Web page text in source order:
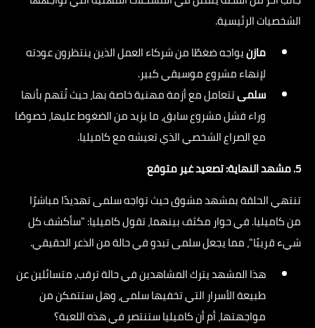
الشخصيات الرئيسية.
مازنيواجه ضغطًا من شركاء العمل الذين ينتظرون عودته
لإنهاء مشروع موسيقي كبير.
سلمىتتعامل مع أزمة مهنية خاصة بها، حيث تُتهم بأنها
وراء فشل مشروع سابق، ما يزيد من الضغوط عليها، خصوصًا
مع الصراع الشخصي الذي تعيشه مع كاميليا.
5. مشهد النهاية: تصعيد غير متوقع
تنتهي الحلقة بمشهد مشوق حيث تواجه سلمى تهديدًا مباشرًا
من كاميليا. في حوار مكثف بينهما، تقول كاميليا: "سأكشف كل
شيء قريبًا"، مما يجعل سلمى تبدو في حالة من الذعر الحقيقي.
هذا المشهد يترك المشاهدين في حالة ترقب، متسائلين عن
طبيعة الأسرار التي تخفيها سلمى، وهل ستتمكن من
مواجهتها، أم أن كاميليا ستنتصر في هذه اللعبة؟